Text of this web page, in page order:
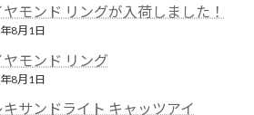
ヤモンド リングが入荷しました！
8月1日
ヤモンド リング
8月1日
キサンドライト キャッツアイ